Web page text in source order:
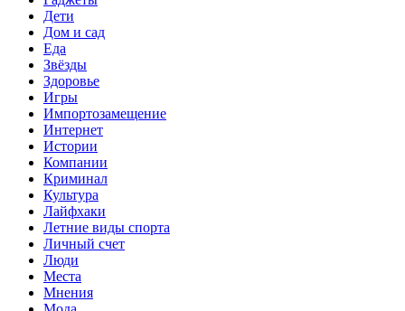
Дети
Дом и сад
Еда
Звёзды
Здоровье
Игры
Импортозамещение
Интернет
Истории
Компании
Криминал
Культура
Лайфхаки
Летние виды спорта
Личный счет
Люди
Места
Мнения